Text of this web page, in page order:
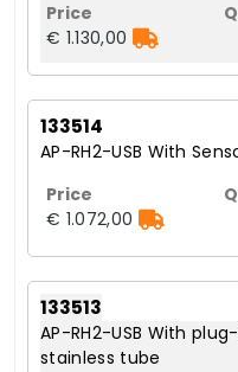
€ 1.130,00
133514
AP-RH2-USB With
€ 1.072,00
133513
AP-RH2-USB With
stainless tube